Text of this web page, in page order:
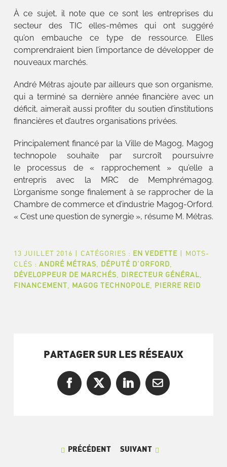
À ce sujet, il note que ce sont les entreprises du
secteur des TIC elles-mêmes qui ont suggéré
qu’on embauche ce type de ressource. Elles
comprendraient bien l’importance de développer de
nouveaux marchés.
André Métras ajoute par ailleurs que son organisme,
qui a terminé sa dernière année financière avec un
déficit, aimerait aussi profiter du soutien d’institutions
financières et d’autres organisations privées.
Principalement financé par la Ville de Magog, Magog
technopole souhaite par surcroît poursuivre
le processus de « rapprochement » qu’elle a
entrepris avec la MRC de Memphrémagog.
L’organisme songe finalement à se rapprocher de la
Chambre de commerce et d’industrie Magog-Orford.
« C’est une question de synergie », résume M. Métras.
13 JUILLET 2016 | CATÉGORIES : EN VEDETTE | MOTS-
CLÉS : ANDRÉ MÉTRAS DÉPUTÉ D’ORFORD
DÉVELOPPEUR DE MARCHÉS
DIRECTEUR GÉNÉRAL
FINANCEMENT
MAGOG TECHNOPOLE, PIERRE REID
PARTAGER SUR LES RÉSEAUX
Facebook
X LinkedInCourriel
PRÉCÉDENT SUIVANT